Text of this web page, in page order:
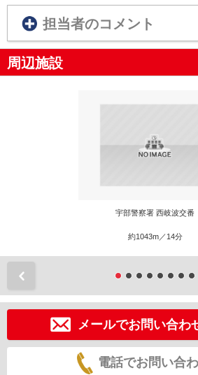
担当者のコメント
周辺施設
宇部警察署 西岐波交番
約1043m／14分
メールでお問い合わ
電話でお問い合